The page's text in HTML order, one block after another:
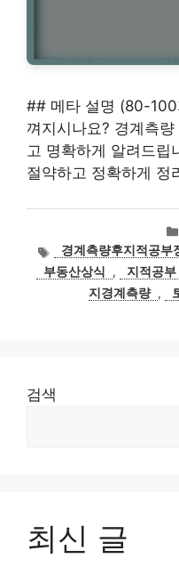
## 메타 설명 (80-100
껴지시나요? 경계측
고 명확하게 알려드립
절약하고 정확하게 정
태
그
경계측량후지적공부
부동산상식
, 지적공부
지경계측량 ,
검색
최신 글